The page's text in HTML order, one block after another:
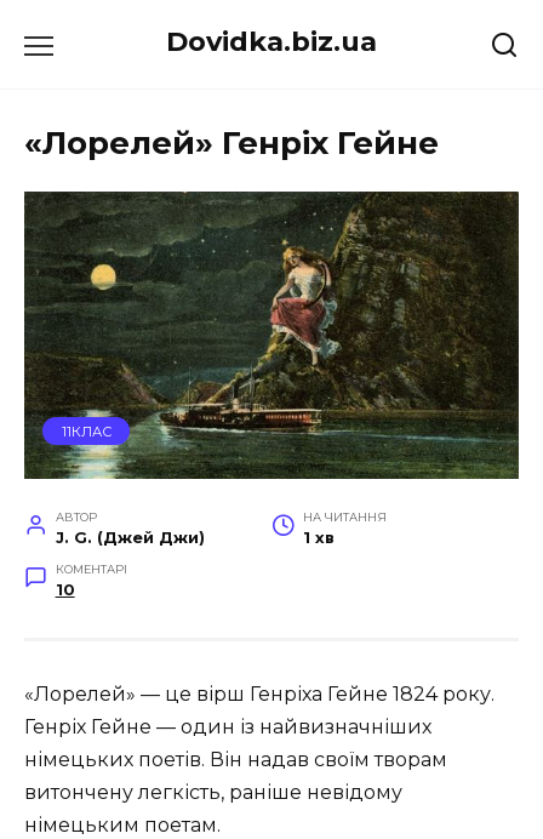
до
Dovidka.biz.ua
«Лорелей» Генріх Гейне
11КЛАС
АВТОР
J. G. (Джей Джи)
НА ЧИТАННЯ
1 хв
КОМЕНТАРІ
10
«Лорелей» — це вірш Генріха Гейне 1824 року.
Генріх Гейне — один із найвизначніших
німецьких поетів. Він надав своїм творам
витончену легкість, раніше невідому
німецьким поетам.